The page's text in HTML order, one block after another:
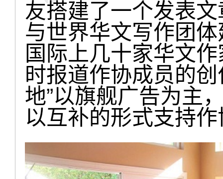
友搭建了一个发表
与世界华文写作团
国际上几十家华文
时报道作协成员的
地”以旗舰广告为主
以互补的形式支持